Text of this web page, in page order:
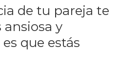
de tu pareja te
ansiosa y
que estás